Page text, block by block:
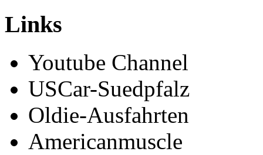
Links
Youtube Channel
USCar-Suedpfalz
Oldie-Ausfahrten
Americanmuscle